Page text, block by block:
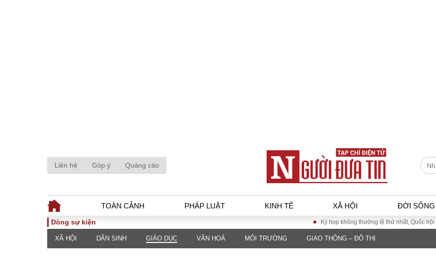
Liên hệ Góp ý Quảng cáo
TOÀN CẢNH PHÁP LUẬT KINH TẾ XÃ HỘI ĐỜI SỐNG
TOÀN CẢNH PHÁP LUẬT KINH TẾ
Dòng sự kiện Kỳ họp không thường lệ thứ nhất, Quốc hội khóa XVI
XÃ HỘI DÂN SINH GIÁO DỤC VĂN HOÁ MÔI TRƯỜNG GIAO THÔNG – ĐÔ THỊ